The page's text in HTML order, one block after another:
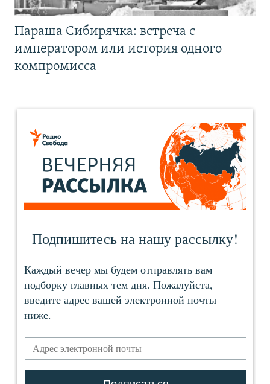
Параша Сибирячка: встреча с
императором или история одного
компромисса